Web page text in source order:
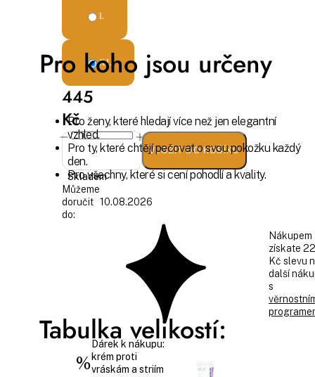
L
XL
445
Kč
VLOŽIT DO KOŠÍKU
Skladem
Můžeme
doručit
do:
10.08.2026
Nákupem
získate 22
Kč slevu
další
s
%
Dárek k nákupu:
krém proti
vráskám a striím
Pro koho jsou určeny
Pro ženy, které hledají více než jen elegantní
vzhled.
Pro ty, které chtějí pečovat o svou pokožku každý
den.
Pro všechny, které si cení pohodlí a kvality.
Tabulka velikostí: